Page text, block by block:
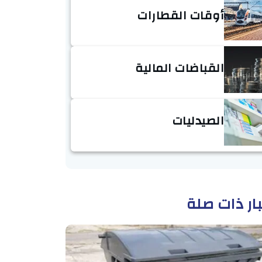
أوقات القطارات
القباضات المالية
الصيدليات
ذات صلة